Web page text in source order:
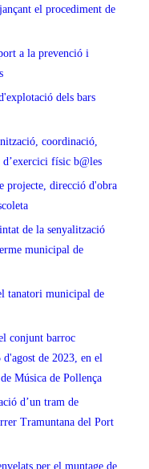
el procediment de
a la prevenció i
dels bars
coordinació,
físic b@les
projecte, direcció d'obra
de la senyalització
municipal de
tanatori municipal de
conjunt barroc
de 2023, en el
Música de Pollença
d’un tram de
Tramuntana del Port
per el muntage de